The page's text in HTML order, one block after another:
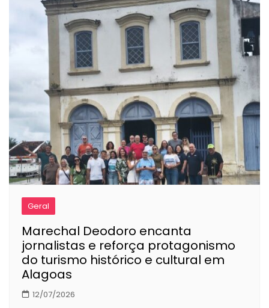
Geral
Marechal Deodoro encanta
jornalistas e reforça protagonismo
do turismo histórico e cultural em
Alagoas
12/07/2026